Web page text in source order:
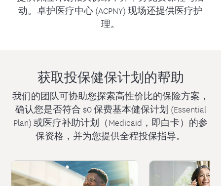
动。卓护医疗中心 (ACPNY) 现场还提供医疗护
理。
获取投保健保计划的帮助
我们的团队可协助您探索高性价比的保险方案，
确认您是否符合 $0 保费基本健保计划 (Essential
Plan) 或医疗补助计划（Medicaid，即白卡）的参
保资格，并为您提供全程投保指导。